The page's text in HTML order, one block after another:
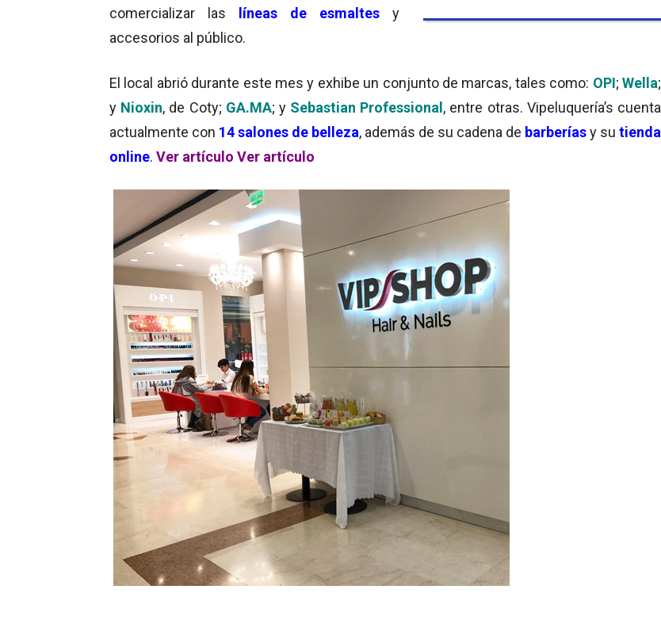
comercializar las líneas de esmaltes
y
accesorios al público.
El local abrió durante este mes y exhibe un conjunto de marcas, tales como: OPI;Wella;
y Nioxin, de Coty; GA.MA; y Sebastian Professional, entre otras. Vipeluquería’s cuenta
actualmente con 14 salones de belleza, además de su cadena de barberíasy su tienda
online. Ver artículo Ver artículo